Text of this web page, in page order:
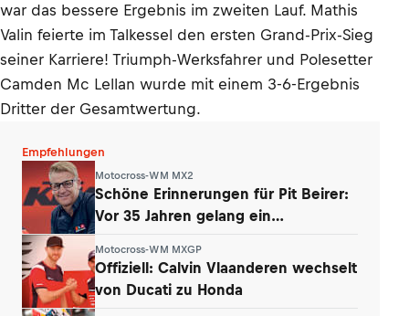
war das bessere Ergebnis im zweiten Lauf. Mathis
Valin feierte im Talkessel den ersten Grand-Prix-Sieg
seiner Karriere! Triumph-Werksfahrer und Polesetter
Camden Mc Lellan wurde mit einem 3-6-Ergebnis
Dritter der Gesamtwertung.
Empfehlungen
Motocross-WM MX2
Schöne Erinnerungen für Pit Beirer:
Vor 35 Jahren gelang ein
Motocross-WM MXGP
Offiziell: Calvin Vlaanderen wechselt
von Ducati zu Honda